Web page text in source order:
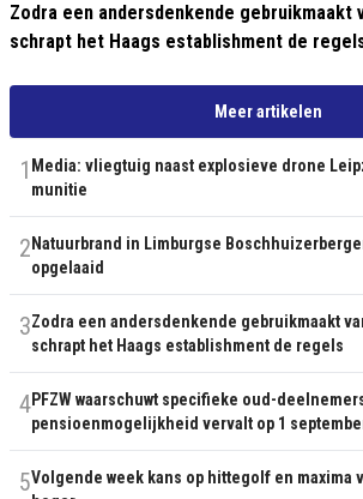
Zodra een andersdenkende gebruikmaakt
schrapt het Haags establishment de
Meer artikelen
1 Media: vliegtuig naast explosieve drone
munitie
2 Natuurbrand in Limburgse
opgelaaid
3Zodra een andersdenkende gebruikmaakt
schrapt het Haags establishment de regels
4PFZW waarschuwt specifieke oud-
pensioenmogelijkheid vervalt op 1
5Volgende week kans op hittegolf en maxima